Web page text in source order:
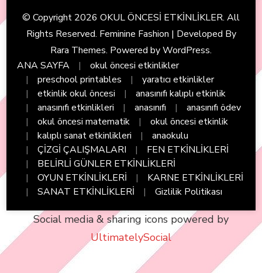
© Copyright 2026 OKUL ÖNCESİ ETKİNLİKLER. All
Rights Reserved. Feminine Fashion | Developed By
Rara Themes. Powered byWordPress.
ANA SAYFA
okul öncesi etkinlikler
preschool printables
yaratıcı etkinlikler
etkinlik okul öncesi
anasınıfı kalıplı etkinlik
anasınıfı etkinlikleri
anasınıfı
anasınıfı ödev
okul öncesi matematik
okul öncesi etkinlik
kalıplı sanat etkinlikleri
anaokulu
ÇİZGİ ÇALIŞMALARI
FEN ETKİNLİKLERİ
BELİRLİ GÜNLER ETKİNLİKLERİ
OYUN ETKİNLİKLERİ
KARNE ETKİNLİKLERİ
SANAT ETKİNLİKLERİ
Gizlilik Politikası
Social media & sharing icons powered by
UltimatelySocial